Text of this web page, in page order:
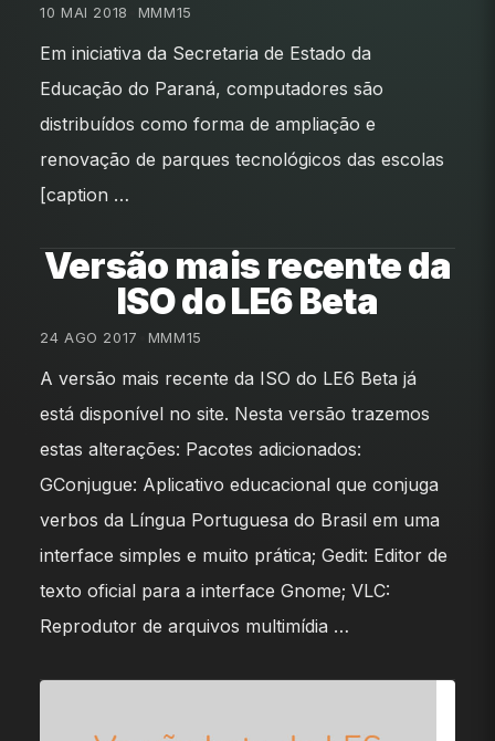
10 MAI 2018 MMM15
Em iniciativa da Secretaria de Estado da
Educação do Paraná, computadores são
distribuídos como forma de ampliação e
renovação de parques tecnológicos das escolas
[caption …
Versão mais recente da
ISO do LE6 Beta
24 AGO 2017 MMM15
A versão mais recente da ISO do LE6 Beta já
está disponível no site. Nesta versão trazemos
estas alterações: Pacotes adicionados:
GConjugue: Aplicativo educacional que conjuga
verbos da Língua Portuguesa do Brasil em uma
interface simples e muito prática; Gedit: Editor de
texto oficial para a interface Gnome; VLC:
Reprodutor de arquivos multimídia …